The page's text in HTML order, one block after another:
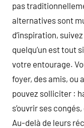
pas
alternatives sont
d’inspiration,
quelqu’un est tout
votre entourage.
foyer, des amis, ou
pouvez solliciter :
s’ouvrir ses
Au-delà de leurs